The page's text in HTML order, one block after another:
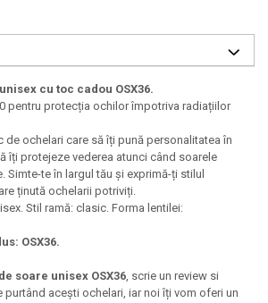
cu toc cadou OSX36.
pentru protecția ochilor împotriva radiațiilor
de ochelari care să îți pună personalitatea în
îți protejeze vederea atunci când soarele
Simte-te în largul tău și exprimă-ți stilul
ținută ochelarii potriviți.
Stil ramă: clasic. Forma lentilei:
OSX36.
soare unisex OSX36, scrie un review si
purtând acești ochelari, iar noi îți vom oferi un